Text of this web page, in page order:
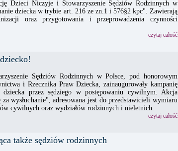
Dzieci Niczyje i Stowarzyszenie Sędziów Rodzinnych w
dziecka w trybie art. 216 ze zn.1 i 576§2 kpc". Zawierają
oraz przygotowania i przeprowadzenia czynności
czytaj całość
Sędziów Rodzinnych w Polsce, pod honorowym
i Rzecznika Praw Dziecka, zainaugurowały kampanię
dziecka przez sędziego w postępowaniu cywilnym. Akcja
wysłuchanie", adresowana jest do przedstawicieli wymiaru
cywilnych oraz wydziałów rodzinnych i nieletnich.
czytaj całość
także sędziów rodzinnych